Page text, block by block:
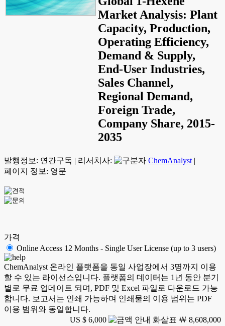
Market Analysis: Plant
Capacity, Production,
Operating Efficiency,
Demand & Supply,
End-User Industries,
Sales Channel,
Regional Demand,
Foreign Trade,
Company Share, 2015-
2035
발행정보: 연간구독 | 리서치사: ChemAnalyst |
페이지 정보: 영문
가격
Online Access 12 Months - Single User License (up to 3 users)
ChemAnalyst 온라인 플랫폼을 동일 사업장에서 3명까지 이용
할 수 있는 라이선스입니다. 플랫폼의 데이터는 1년 동안 분기
별로 무료 업데이트 되며, PDF 및 Excel 파일로 다운로드 가능
합니다. 보고서는 인쇄 가능하며 인쇄물의 이용 범위는 PDF
이용 범위와 동일합니다.
US $ 6,000
￦ 8,608,000